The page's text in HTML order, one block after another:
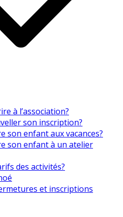
à l’association?
son inscription?
son enfant aux vacances?
son enfant à un atelier
des activités?
et inscriptions